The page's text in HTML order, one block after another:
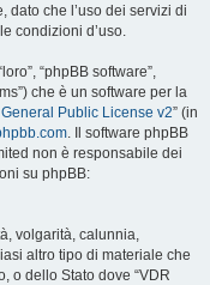
dato che l’uso dei servizi di
condizioni d’uso.
“phpBB software”,
che è un software per la
Public License v2” (in
. Il software phpBB
non è responsabile dei
su phpBB:
volgarità, calunnia,
altro tipo di materiale che
o dello Stato dove “VDR